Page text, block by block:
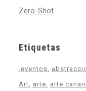
Zero-Shot
Etiquetas
.eventos
Art
arte arte